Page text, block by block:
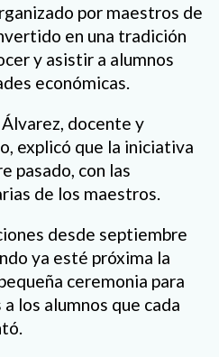
por maestros de
en una tradición
y asistir a alumnos
económicas.
docente y
explicó que la iniciativa
pasado, con las
de los maestros.
desde septiembre
ya esté próxima la
ceremonia para
los alumnos que cada